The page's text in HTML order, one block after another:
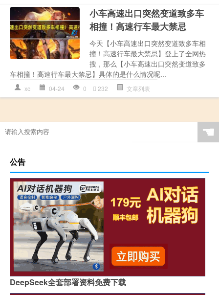
小车高速出口突然变道致多车
相撞！高速行车最大禁忌
今天【小车高速出口突然变道致多车相
撞！高速行车最大禁忌】登上了全网热
搜，那么【小车高速出口突然变道致多
车相撞！高速行车最大禁忌】具体的是什么情况呢...
xc 04-24 0 232 文章列表
☚
公告
DeepSeek全套部署资料免费下载